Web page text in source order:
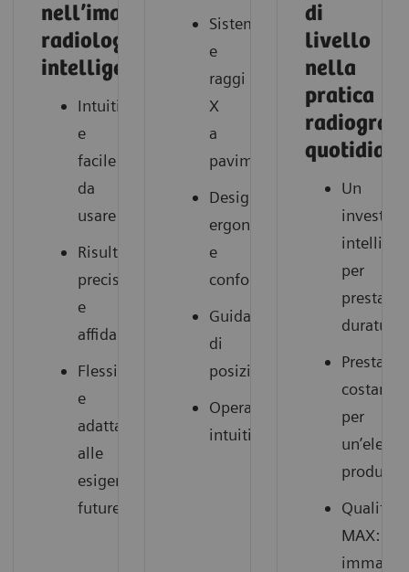
nell’imaging
radiologico
intelligente
Intuitivo
e
facile
da
usare
Risultati
precisi
e
affidabili
Flessibile
e
adatta
alle
esigenze
future
Sistema
e
raggi
X
a
pavimento.
Design
ergonomico
e
confortevole
Guida
di
posizionamento
Operatività
intuitiva
di
livello
nella
pratica
quotidiana
Un
per
durature
costanti
per
Qualità
MAX: